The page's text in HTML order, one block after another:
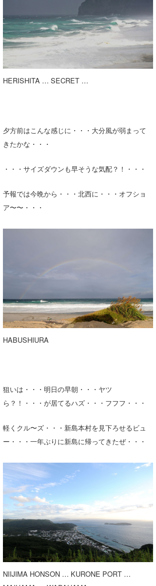
HERISHITA … SECRET …
夕方前はこんな感じに・・・大分風が弱まって
きたかな・・・
・・・サイズダウンも早そうな気配？！・・・
予報では今晩から・・・北西に・・・オフショ
ア〜〜・・・
HABUSHIURA
狙いは・・・明日の早朝・・・ヤツ
ら？！・・・が居てるハズ・・・フフフ・・・
軽くクル〜ズ・・・新島本村を見下ろせるビュ
ー・・・一年ぶりに新島に帰ってきたぜ・・・
NIIJIMA HONSON … KURONE PORT …
chappy
Romisea